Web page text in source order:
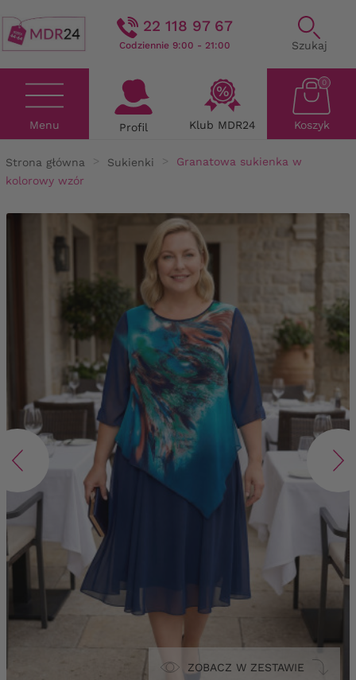
22 118 97 67
Codziennie 9:00 - 21:00 Szukaj
Menu Profil Klub MDR24 Koszyk
0
Strona główna Sukienki
Granatowa sukienka w
kolorowy wzór
ZOBACZ W ZESTAWIE